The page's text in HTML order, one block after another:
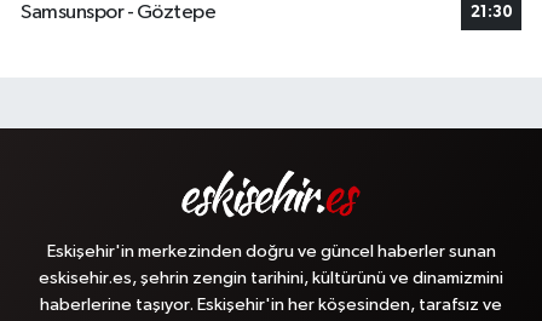
Samsunspor - Göztepe
21:30
Eskişehir'in merkezinden doğru ve güncel haberler sunan
eskisehir.es, şehrin zengin tarihini, kültürünü ve dinamizmini
haberlerine taşıyor. Eskişehir'in her köşesinden, tarafsız ve